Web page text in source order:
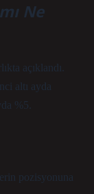
Ne
açıklandı.
altı ayda
%5.
pozisyonuna